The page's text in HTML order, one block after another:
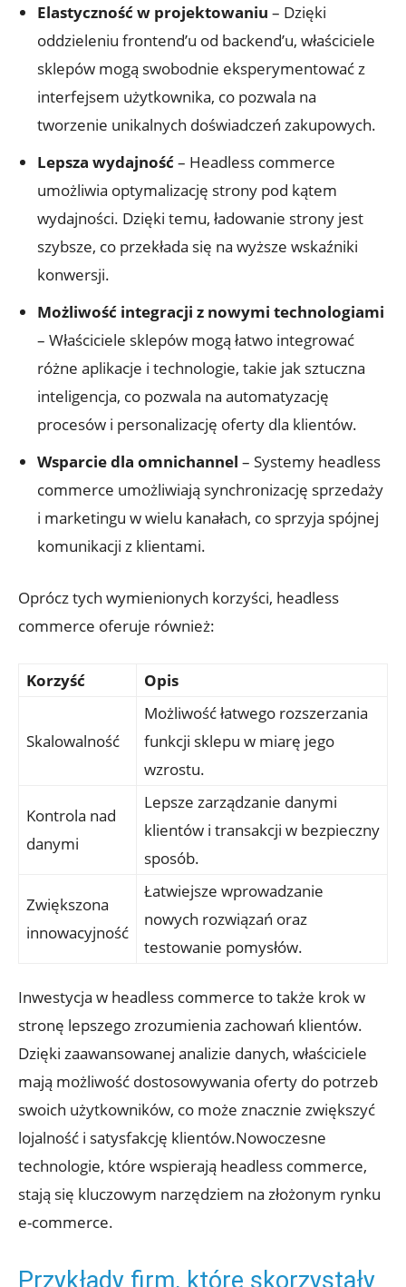
Elastyczność w projektowaniu – Dzięki
oddzieleniu frontend’u od ‍backend’u, właściciele
sklepów mogą swobodnie eksperymentować z
interfejsem użytkownika, co ​pozwala na
tworzenie unikalnych doświadczeń zakupowych.
Lepsza wydajność– Headless commerce⁢
umożliwia optymalizację strony pod kątem
wydajności. Dzięki temu, ładowanie​ strony jest
szybsze, co przekłada się na wyższe wskaźniki
konwersji.
Możliwość integracji z nowymi technologiami
– Właściciele ‌sklepów mogą łatwo integrować
różne ⁢aplikacje i ⁢technologie, takie jak⁤ sztuczna
inteligencja, co pozwala na automatyzację
procesów i personalizację oferty dla klientów.
Wsparcie dla omnichannel – Systemy headless
commerce‌ umożliwiają ‌synchronizację sprzedaży
i marketingu ​w wielu kanałach, co sprzyja spójnej
komunikacji z klientami.
Oprócz tych wymienionych korzyści, headless
commerce⁤ oferuje również:
Korzyść Opis
Skalowalność
Możliwość łatwego rozszerzania
funkcji sklepu w miarę jego
⁤wzrostu.
Kontrola nad
‌danymi
Lepsze‍ zarządzanie danymi
klientów‍ i transakcji​ w bezpieczny
sposób.
Zwiększona
innowacyjność
Łatwiejsze wprowadzanie
nowych rozwiązań oraz
testowanie pomysłów.
Inwestycja w headless commerce to także krok w
stronę lepszego zrozumienia ‍zachowań klientów.
Dzięki zaawansowanej analizie danych, właściciele
mają​ możliwość dostosowywania ⁤oferty do potrzeb
swoich użytkowników, co może ​znacznie zwiększyć
lojalność i⁢ satysfakcję‌ klientów.Nowoczesne
technologie,⁢ które wspierają headless ‍commerce,
stają⁢ się‍ kluczowym narzędziem na ⁤złożonym rynku​
e-commerce.
Przykłady firm, ⁢które skorzystały